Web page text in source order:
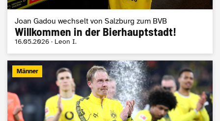
Joan Gadou wechselt von Salzburg zum BVB
Willkommen in der Bierhauptstadt!
16.05.2026 · Leon I.
Männer